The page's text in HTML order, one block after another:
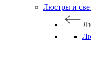
Люстры и